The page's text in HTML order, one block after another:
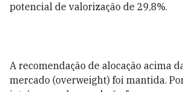
potencial de valorização de 29,8%.
A recomendação de alocação acima
mercado (overweight) foi mantida.